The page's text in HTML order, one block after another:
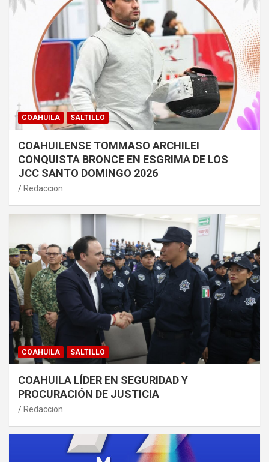
COAHUILA SALTILLO
COAHUILENSE TOMMASO ARCHILEI
CONQUISTA BRONCE EN ESGRIMA DE LOS
JCC SANTO DOMINGO 2026
Redaccion
COAHUILA SALTILLO
COAHUILA LÍDER EN SEGURIDAD Y
PROCURACIÓN DE JUSTICIA
Redaccion